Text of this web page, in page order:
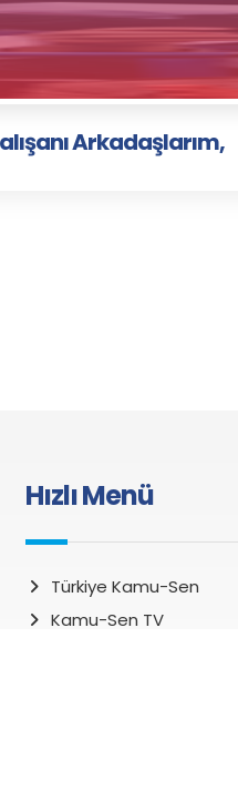
Arkadaşlarım,
Hızlı Menü
Türkiye Kamu-Sen
Kamu-Sen TV